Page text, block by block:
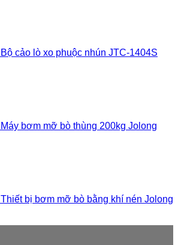
Bộ cảo lò xo phuộc nhún JTC-1404S
Máy bơm mỡ bò thùng 200kg Jolong
Thiết bị bơm mỡ bò bằng khí nén Jolong